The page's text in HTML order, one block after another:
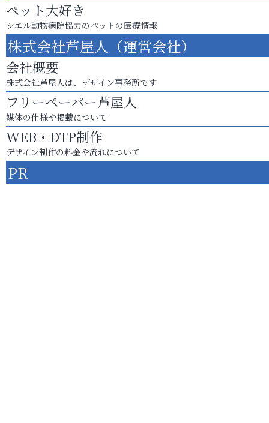
ペット大好き
シエル動物病院協力のペットの医療情報
株式会社芦屋人（運営会社）
会社概要
株式会社芦屋人は、デザイン事務所です
フリーペーパー芦屋人
媒体の仕様や掲載について
WEB・DTP制作
デザイン制作の料金や流れについて
PR